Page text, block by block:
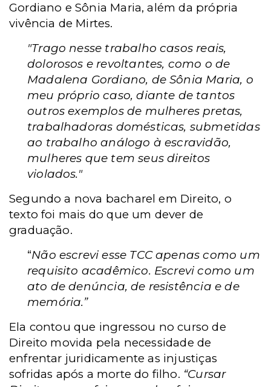
Gordiano e Sônia Maria, além da própria
vivência de Mirtes.
"Trago nesse trabalho casos reais,
dolorosos e revoltantes, como o de
Madalena Gordiano, de Sônia Maria, o
meu próprio caso, diante de tantos
outros exemplos de mulheres pretas,
trabalhadoras domésticas, submetidas
ao trabalho análogo à escravidão,
mulheres que tem seus direitos
violados."
Segundo a nova bacharel em Direito, o
texto foi mais do que um dever de
graduação.
“Não escrevi esse TCC apenas como um
requisito acadêmico. Escrevi como um
ato de denúncia, de resistência e de
memória.”
Ela contou que ingressou no curso de
Direito movida pela necessidade de
enfrentar juridicamente as injustiças
sofridas após a morte do filho. “Cursar